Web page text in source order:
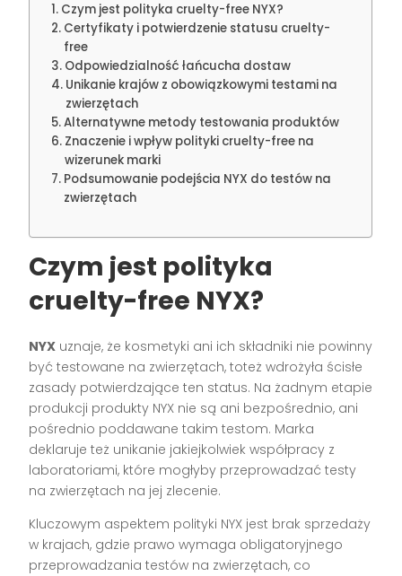
Czym jest polityka cruelty-free NYX?
Certyfikaty i potwierdzenie statusu cruelty-
free
Odpowiedzialność łańcucha dostaw
Unikanie krajów z obowiązkowymi testami na
zwierzętach
Alternatywne metody testowania produktów
Znaczenie i wpływ polityki cruelty-free na
wizerunek marki
Podsumowanie podejścia NYX do testów na
zwierzętach
Czym jest polityka
cruelty-free NYX?
NYX uznaje, że kosmetyki ani ich składniki nie powinny
być testowane na zwierzętach, toteż wdrożyła ścisłe
zasady potwierdzające ten status. Na żadnym etapie
produkcji produkty NYX nie są ani bezpośrednio, ani
pośrednio poddawane takim testom. Marka
deklaruje też unikanie jakiejkolwiek współpracy z
laboratoriami, które mogłyby przeprowadzać testy
na zwierzętach na jej zlecenie.
Kluczowym aspektem polityki NYX jest brak sprzedaży
w krajach, gdzie prawo wymaga obligatoryjnego
przeprowadzania testów na zwierzętach, co